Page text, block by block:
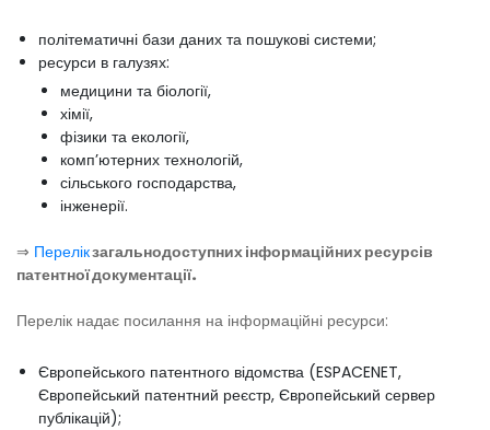
політематичні бази даних та пошукові системи;
ресурси в галузях:
медицини та біології,
хімії,
фізики та екології,
комп’ютерних технологій,
сільського господарства,
інженерії.
⇒ Перелікзагальнодоступних інформаційних ресурсів
патентної документації.
Перелік надає посилання на інформаційні ресурси:
Європейського патентного відомства (ESPACENET,
Європейський патентний реєстр, Європейський сервер
публікацій);